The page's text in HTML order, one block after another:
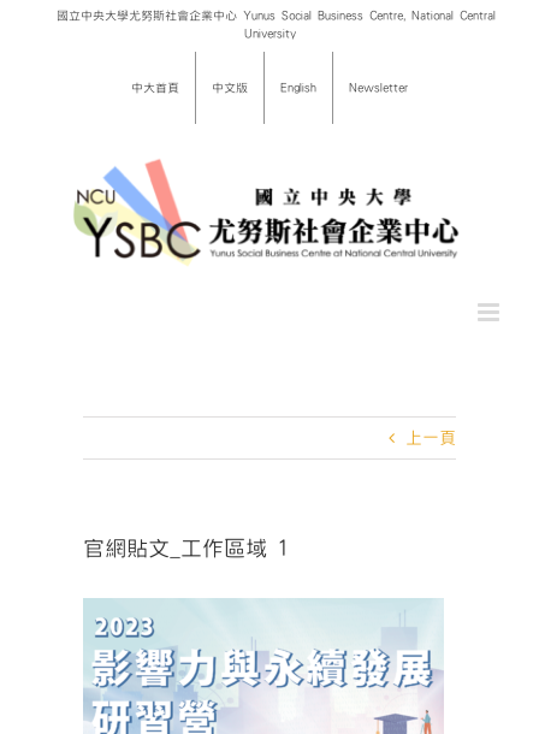
國立中央大學尤努斯社會企業中心 Yunus Social Business Centre, National Central
University
中大首頁 中文版 English Newsletter
上一頁
官網貼文_工作區域 1